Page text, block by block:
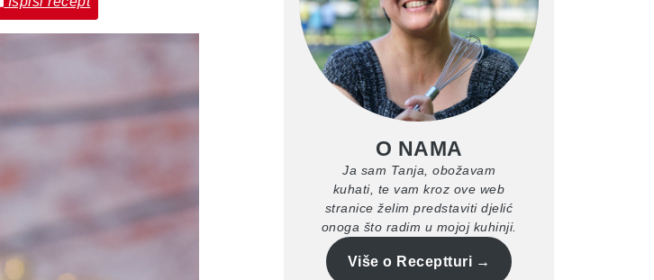
O NAMA
Ja sam Tanja, obožavam
kuhati, te vam kroz ove web
stranice želim predstaviti djelić
onoga što radim u mojoj kuhinji.
Više o Receptturi